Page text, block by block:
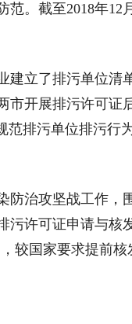
。截至2018年12
立了排污单位清
开展排污许可证
排污单位排污行
治攻坚战工作，
许可证申请与核
较国家要求提前